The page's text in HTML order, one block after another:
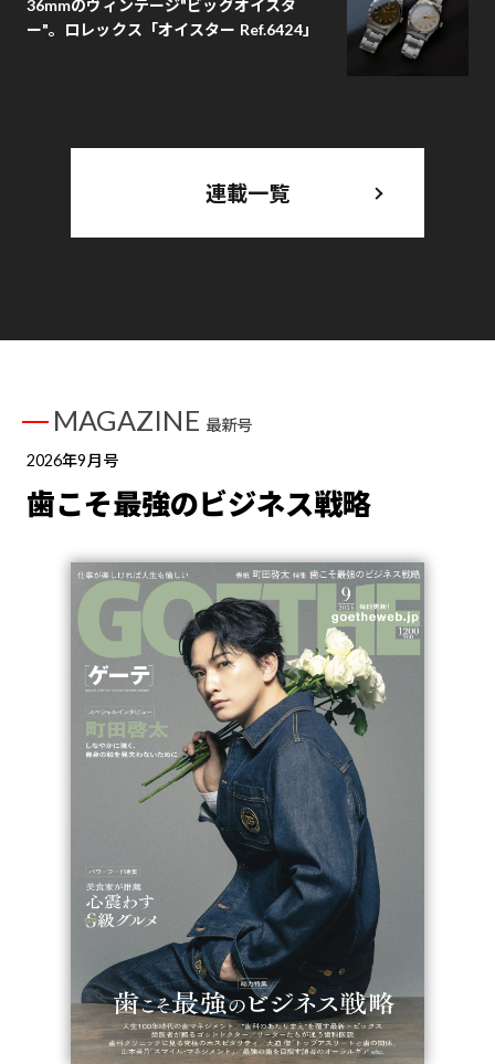
36mmのヴィンテージ"ビッグオイスタ
ー"。ロレックス「オイスター Ref.6424」
連載一覧
MAGAZINE 最新号
2026年9月号
歯こそ最強のビジネス戦略